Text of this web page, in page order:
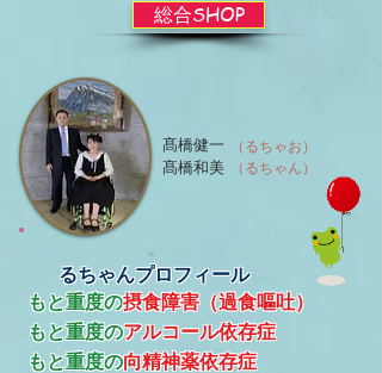
総合SHOP
（るちゃお）
（るちゃん）
髙橋健一
髙橋和美
るちゃんプロフィール
もと重度の摂食障害（過食嘔吐）
もと重度のアルコール依存症
​もと重度の向精神薬依存症